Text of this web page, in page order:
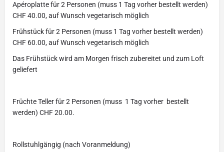
Apéroplatte für 2 Personen (muss 1 Tag vorher bestellt werden)
CHF 40.00, auf Wunsch vegetarisch möglich
Frühstück für 2 Personen (muss 1 Tag vorher bestellt werden)
CHF 60.00, auf Wunsch vegetarisch möglich
Das Frühstück wird am Morgen frisch zubereitet und zum Loft
geliefert
Früchte Teller für 2 Personen (muss 1 Tag vorher bestellt
werden) CHF 20.00.
Rollstuhlgängig (nach Voranmeldung)